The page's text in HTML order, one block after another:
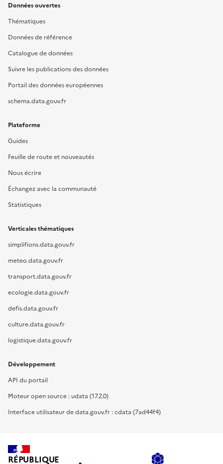
Données ouvertes
Thématiques
Données de référence
Catalogue de données
Suivre les publications des données
Portail des données européennes
schema.data.gouv.fr
Plateforme
Guides
Feuille de route et nouveautés
Nous écrire
Échangez avec la communauté
Statistiques
Verticales thématiques
simplifions.data.gouv.fr
meteo.data.gouv.fr
transport.data.gouv.fr
ecologie.data.gouv.fr
defis.data.gouv.fr
culture.data.gouv.fr
logistique.data.gouv.fr
Développement
API du portail
Moteur open source : udata (17.2.0)
Interface utilisateur de data.gouv.fr : cdata (7ad44f4)
RÉPUBLIQUE